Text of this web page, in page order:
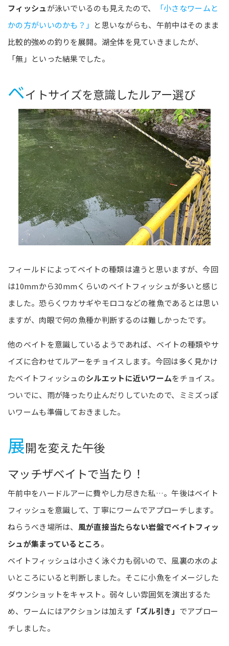
フィッシュが泳いでいるのも見えたので、
「小さなワームと
かの方がいいのかも？」 と思いながらも、午前中はそのまま
比較的強めの釣りを展開。湖全体を見ていきましたが、
「無」といった結果でした。
ベイトサイズを意識したルアー選び
フィールドによってベイトの種類は違うと思いますが、今回
は10mmから30mmくらいのベイトフィッシュが多いと感じ
ました。恐らくワカサギやモロコなどの稚魚であるとは思い
ますが、肉眼で何の魚種か判断するのは難しかったです。
他のベイトを意識しているようであれば、ベイトの種類やサ
イズに合わせてルアーをチョイスします。今回は多く見かけ
たベイトフィッシュのシルエットに近いワームをチョイス。
ついでに、雨が降ったり止んだりしていたので、ミミズっぽ
いワームも準備しておきました。
展開を変えた午後
マッチザベイトで当たり！
午前中をハードルアーに費やし力尽きた私…。午後はベイト
フィッシュを意識して、丁寧にワームでアプローチします。
ねらうべき場所は、 風が直接当たらない岩盤でベイトフィッ
シュが集まっているところ。
ベイトフィッシュは小さく泳ぐ力も弱いので、風裏の水のよ
いところにいると判断しました。そこに小魚をイメージした
ダウンショットをキャスト。弱々しい雰囲気を演出するた
め、ワームにはアクションは加えず 「ズル引き」 でアプロー
チしました。